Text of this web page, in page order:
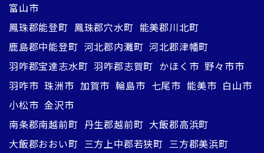
富山市
鳳珠郡能登町 鳳珠郡穴水町 能美郡川北町
鹿島郡中能登町 河北郡内灘町 河北郡津幡町
羽咋郡宝達志水町 羽咋郡志賀町 かほく市 野々市市
羽咋市 珠洲市 加賀市 輪島市 七尾市 能美市 白山市
小松市 金沢市
南条郡南越前町 丹生郡越前町 大飯郡高浜町
大飯郡おおい町 三方上中郡若狭町 三方郡美浜町